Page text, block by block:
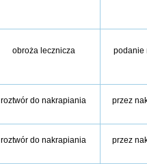
obroża lecznicza podanie
roztwór do nakrapiania przez
roztwór do nakrapiania przez